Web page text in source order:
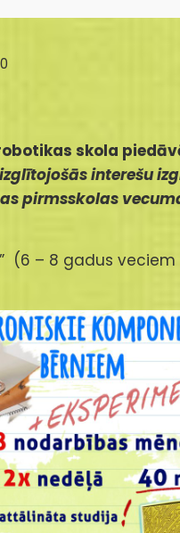
skola
interešu
pirmsskolas
(6 – 8 gadus veciem